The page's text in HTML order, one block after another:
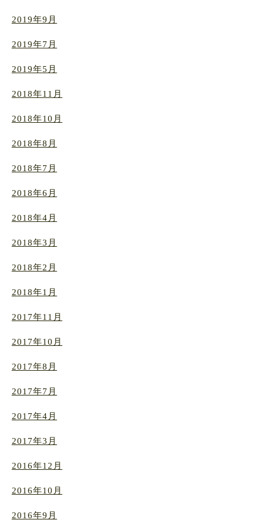
2019年9月
2019年7月
2019年5月
2018年11月
2018年10月
2018年8月
2018年7月
2018年6月
2018年4月
2018年3月
2018年2月
2018年1月
2017年11月
2017年10月
2017年8月
2017年7月
2017年4月
2017年3月
2016年12月
2016年10月
2016年9月